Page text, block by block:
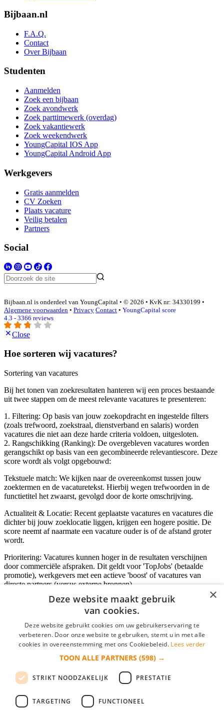
Bijbaan.nl
F.A.Q.
Contact
Over Bijbaan
Studenten
Aanmelden
Zoek een bijbaan
Zoek avondwerk
Zoek parttimewerk (overdag)
Zoek vakantiewerk
Zoek weekendwerk
YoungCapital IOS App
YoungCapital Android App
Werkgevers
Gratis aanmelden
CV Zoeken
Plaats vacature
Veilig betalen
Partners
Social
Bijbaan.nl is onderdeel van YoungCapital • © 2026 • KvK nr: 34330199 •
Algemene voorwaarden • Privacy Contact • YoungCapital score
4.3 - 3366 reviews
Close
Hoe sorteren wij vacatures?
Sortering van vacatures
Bij het tonen van zoekresultaten hanteren wij een proces bestaande
uit twee stappen om de meest relevante vacatures te presenteren:
1. Filtering: Op basis van jouw zoekopdracht en ingestelde filters
(zoals trefwoord, zoekstraal, dienstverband en salaris) worden
vacatures die niet aan deze harde criteria voldoen, uitgesloten.
2. Rangschikking (Ranking): De overgebleven vacatures worden
gerangschikt op basis van een gecombineerde relevantiescore. Deze
score wordt als volgt opgebouwd:
Tekstuele match: We kijken naar de overeenkomst tussen jouw
zoektermen en de vacaturetekst. Hierbij wegen trefwoorden in de
functietitel het zwaarst, gevolgd door de korte omschrijving.
Actualiteit & Locatie: Recent geplaatste vacatures en vacatures die
dichter bij jouw zoeklocatie liggen, krijgen een hogere positie. De
score neemt af naarmate een vacature ouder is of de afstand groter
wordt.
Prioritering: Vacatures kunnen hoger in de resultaten verschijnen
door commerciële afspraken. Dit geldt voor 'TopJobs' (betaalde
promotie), werkgevers met een actieve 'boost' of vacatures van
directe partners (versus externe bronnen).
Inloggen als bedrijf
*
login gegevens onthouden
login
×
Deze website maakt gebruik
van cookies.
Deze website gebruikt cookies om uw gebruikerservaring te
verbeteren. Door onze website te gebruiken, stemt u in met alle
cookies in overeenstemming met ons Cookiebeleid. Lees verder
TOON ALLE PARTNERS (598) →
STRIKT NOODZAKELIJK PRESTATIE
TARGETING FUNCTIONEEL